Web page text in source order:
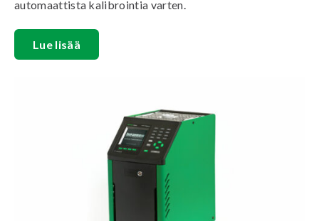
automaattista kalibrointia varten.
Lue lisää